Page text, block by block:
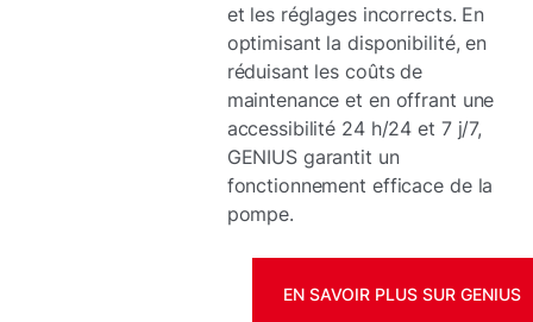
et les réglages incorrects. En
optimisant la disponibilité, en
réduisant les coûts de
maintenance et en offrant une
accessibilité 24 h/24 et 7 j/7,
GENIUS garantit un
fonctionnement efficace de la
pompe.
EN SAVOIR PLUS SUR GENIUS